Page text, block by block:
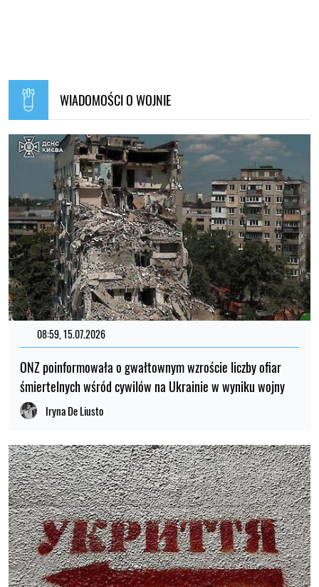
WIADOMOŚCI O WOJNIE
08:59, 15.07.2026
ONZ poinformowała o gwałtownym wzroście liczby ofiar
śmiertelnych wśród cywilów na Ukrainie w wyniku wojny
Iryna De Liusto